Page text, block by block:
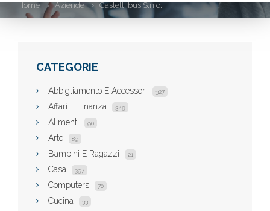
Home Aziende Castelli bus S.n.c.
CATEGORIE
Abbigliamento E Accessori 327
Affari E Finanza 349
Alimenti 90
Arte 89
Bambini E Ragazzi 21
Casa 397
Computers 70
Cucina 33